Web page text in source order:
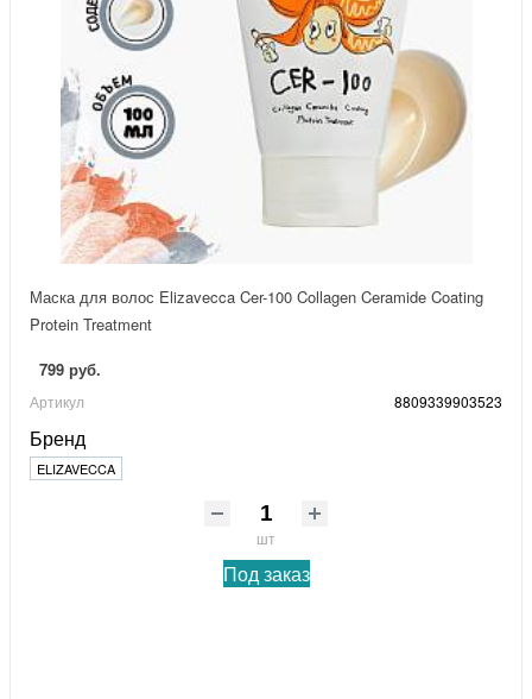
Маска для волос Elizavecca Cer-100 Collagen Ceramide Coating
Protein Treatment
799 руб.
Артикул 8809339903523
Бренд
ELIZAVECCA
шт
Под заказ